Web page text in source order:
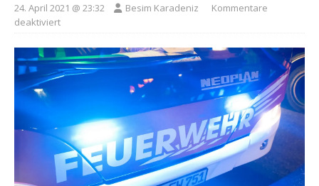
24. April 2021 @ 23:32 Besim Karadeniz
Kommentare
deaktiviert